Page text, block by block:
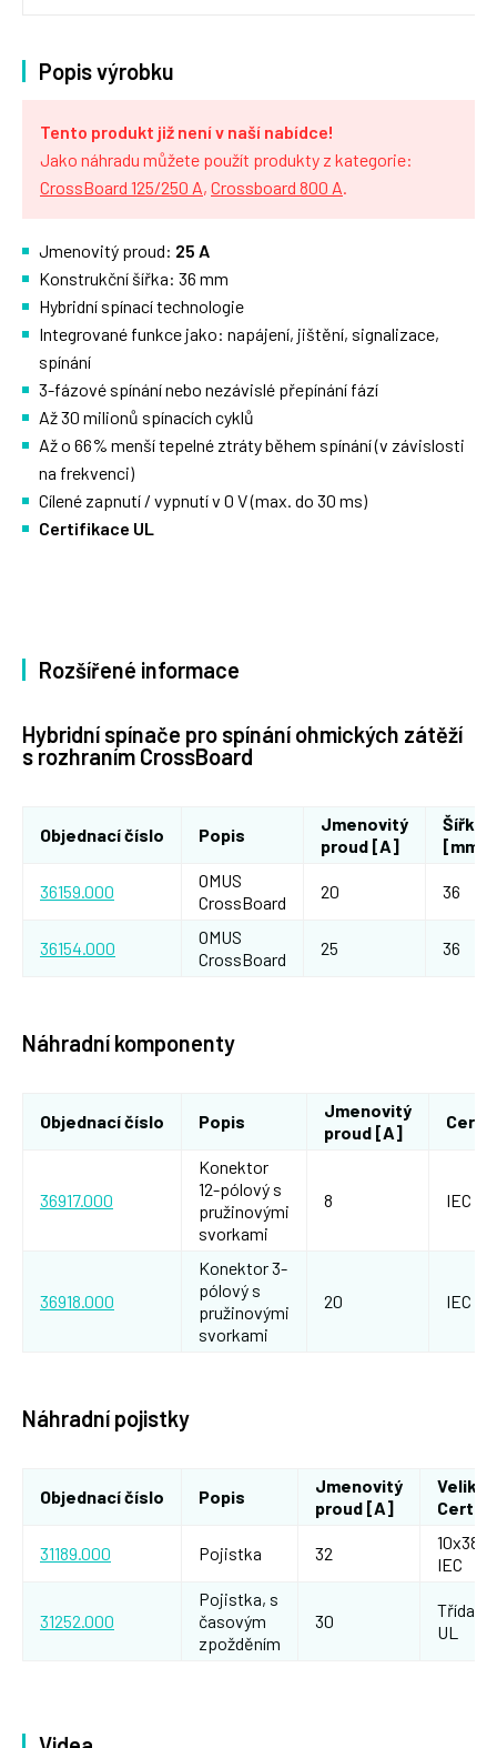
Popis výrobku
Tento produkt již není v naší nabídce!
Jako náhradu můžete použít produkty z kategorie:
CrossBoard 125/250 A, Crossboard 800 A.
Jmenovitý proud: 25 A
Konstrukční šířka: 36 mm
Hybridní spínací technologie
Integrované funkce jako: napájení, jištění, signalizace,
spínání
3-fázové spínání nebo nezávislé přepínání fází
Až 30 milionů spínacích cyklů
Až o 66% menší tepelné ztráty během spínání (v závislosti
na frekvenci)
Cílené zapnutí / vypnutí v 0 V (max. do 30 ms)
Certifikace UL
Rozšířené informace
Hybridní spínače pro spínání ohmických zátěží
s rozhraním CrossBoard
Objednací číslo Popis
Jmenovitý
proud [A]
Šířka
[mm]
36159.000
OMUS
CrossBoard
20 36
36154.000
OMUS
CrossBoard
25 36
Náhradní komponenty
Objednací číslo Popis
Jmenovitý
proud [A]
36917.000
Konektor
12-pólový s
pružinovými
svorkami
8 IEC /
36918.000
Konektor 3-
pólový s
pružinovými
svorkami
20 IEC /
Náhradní pojistky
Objednací číslo Popis
Jmenovitý
proud [A]
31189.000 Pojistka 32
10x38
IEC
31252.000
Pojistka, s
časovým
zpožděním
30
Třída
UL